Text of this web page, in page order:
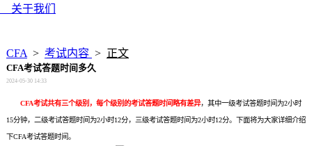
关于我们
CFA > 考试内容 > 正文
CFA考试答题时间多久
2024-05-30 14:33
CFA考试共有三个级别，每个级别的考试答题时间略有差异，其中一级考试答题时间为2小时
15分钟，二级考试答题时间为2小时12分，三级考试答题时间为2小时12分。下面将为大家详细介绍
下CFA考试答题时间。